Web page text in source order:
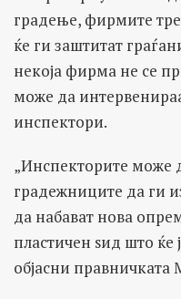
градење, фирмите
ќе ги заштитат
некоја фирма не се
може да
инспектори.
„Инспекторите може
градежниците да ги
да набават нова
пластичен ѕид што ќе
објасни правничката